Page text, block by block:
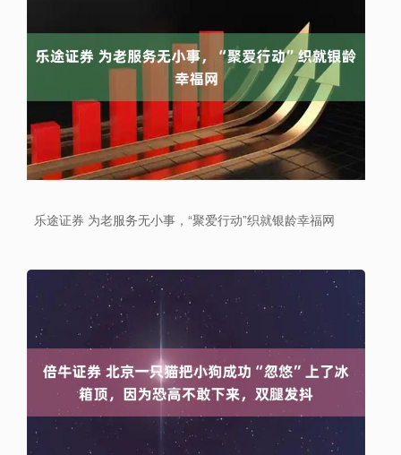
乐途证券 为老服务无小事，“聚爱行动”织就银龄幸福网